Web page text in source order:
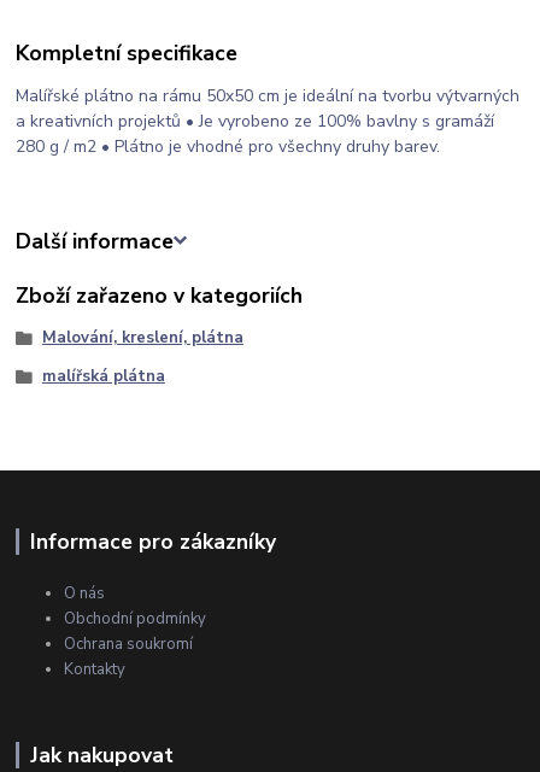
Kompletní specifikace
Malířské plátno na rámu 50x50 cm je ideální na tvorbu výtvarných
a kreativních projektů • Je vyrobeno ze 100% bavlny s gramáží
280 g / m2 • Plátno je vhodné pro všechny druhy barev.
Další informace
Zboží zařazeno v kategoriích
Malování, kreslení, plátna
malířská plátna
Informace pro zákazníky
O nás
Obchodní podmínky
Ochrana soukromí
Kontakty
Jak nakupovat